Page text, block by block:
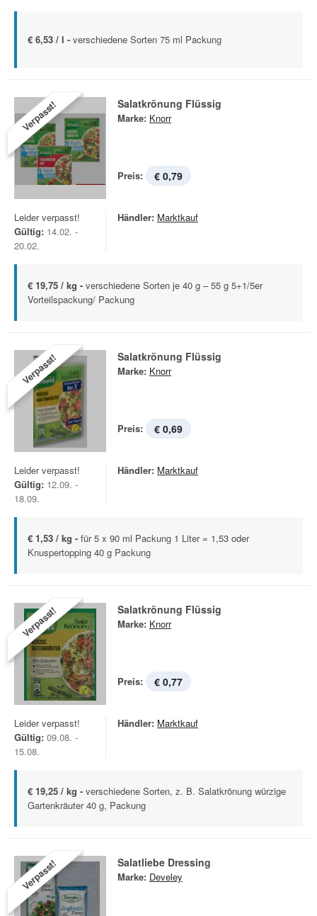
€ 6,53 / l - verschiedene Sorten 75 ml Packung
Verpasst! Salatkrönung Flüssig
Marke: Knorr
Preis: € 0,79
Leider verpasst!
Gültig: 14.02. -
20.02.
Händler: Marktkauf
€ 19,75 / kg - verschiedene Sorten je 40 g – 55 g 5+1/5er
Vorteilspackung/ Packung
Verpasst! Salatkrönung Flüssig
Marke: Knorr
Preis: € 0,69
Leider verpasst!
Gültig: 12.09. -
18.09.
Händler: Marktkauf
€ 1,53 / kg - für 5 x 90 ml Packung 1 Liter = 1,53 oder
Knuspertopping 40 g Packung
Verpasst! Salatkrönung Flüssig
Marke: Knorr
Preis: € 0,77
Leider verpasst!
Gültig: 09.08. -
15.08.
Händler: Marktkauf
€ 19,25 / kg - verschiedene Sorten, z. B. Salatkrönung würzige
Gartenkräuter 40 g, Packung
Verpasst! Salatliebe Dressing
Marke: Develey